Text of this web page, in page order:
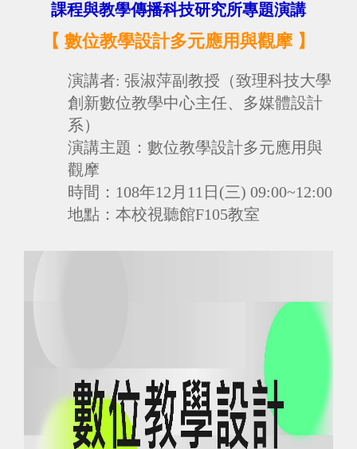
課程與教學傳播科技研究所專題演講
【 數位教學設計多元應用與觀摩 】
演講者: 張淑萍副教授（致理科技大學
創新數位教學中心主任、多媒體設計
系）
演講主題： 數位教學設計多元應用與
觀摩
時間： 108年12月11日(三) 09:00~12:00
地點： 本校視聽館F105教室